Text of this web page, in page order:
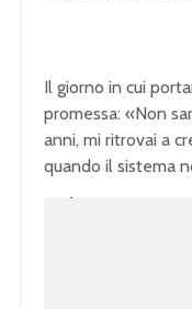
Il giorno in cui
promessa: «Non
anni, mi ritrovai a
quando il sistema